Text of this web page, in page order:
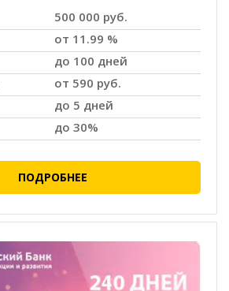
500 000 руб.
от 11.99 %
до 100 дней
от 590 руб.
до 5 дней
до 30%
ПОДРОБНЕЕ